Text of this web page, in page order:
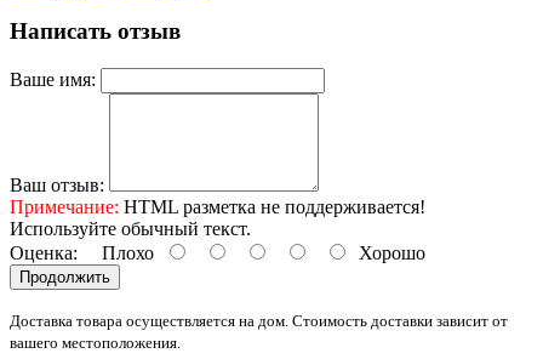
Написать отзыв
Ваше имя:
Ваш отзыв:
Примечание: HTML разметка не поддерживается!
Используйте обычный текст.
Оценка: Плохо Хорошо
Продолжить
Доставка товара осуществляется на дом. Стоимость доставки зависит от
вашего местоположения.